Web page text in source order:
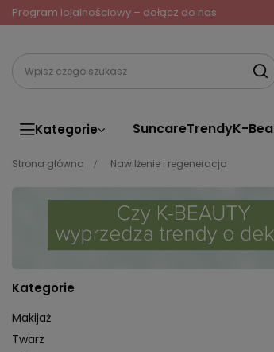
Program lojalnościowy – dołącz do nas
Kategorie SuncareTrendyK-
Strona główna Nawilżenie i regeneracja
Kategorie
Makijaż
Twarz